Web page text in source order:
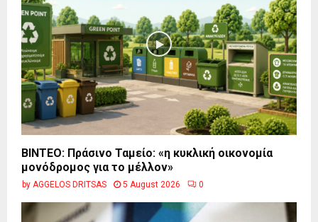
BINTEO: Πράσινο Ταμείο: «η κυκλική οικονομία
μονόδρομος για το μέλλον»
by AGGELOS DRITSAS 5 August 2026 0